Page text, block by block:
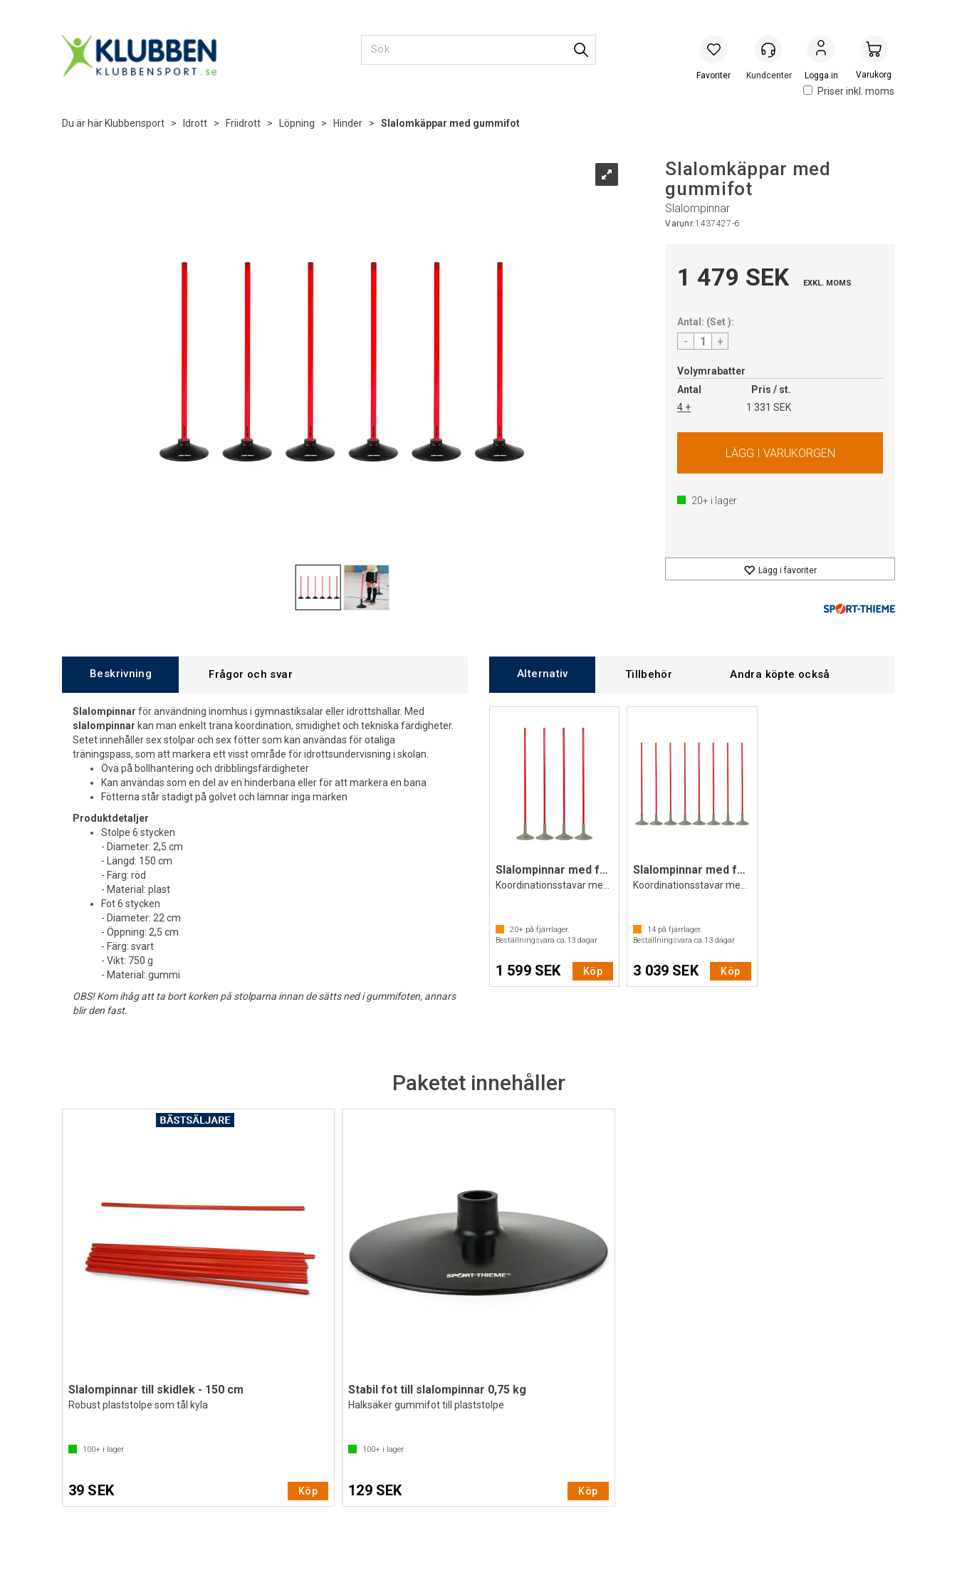
Priser inkl. moms
Logga in Handlevogn
Du är här Klubbensport > Idrott > Friidrott > Löpning > Hinder > Slalomkäppar med gummifot
Slalomkäppar med
gummifot
Slalompinnar
Varunr:1437427-6
1 479 SEK EXKL. MOMS
Antal: (Set):
- +
Volymrabatter
Antal
Pris / st.
4 +
1 331 SEK
20+ i lager
Lägg i favoriter
Beskrivning Frågor och svar
Slalompinnar för användning inomhus i gymnastiksalar eller idrottshallar. Med
slalompinnar kan man enkelt träna koordination, smidighet och tekniska färdigheter.
Setet innehåller sex stolpar och sex fötter som kan användas för otaliga
träningspass, som att markera ett visst område för idrottsundervisning i skolan.
Öva på bollhantering och dribblingsfärdigheter
Kan användas som en del av en hinderbana eller för att markera en bana
Fötterna står stadigt på golvet och lämnar inga märken
Produktdetaljer
Stolpe 6 stycken
- Diameter: 2,5 cm
- Längd: 150 cm
- Färg: röd
- Material: plast
Fot 6 stycken
- Diameter: 22 cm
- Öppning: 2,5 cm
- Färg: svart
- Vikt: 750 g
- Material: gummi
OBS! Kom ihåg att ta bort korken på stolparna innan de sätts ned i gummifoten, annars
blir den fast.
Alternativ Tillbehör Andra köpte också
Slalompinnar med fot 4 st
20+ på fjärrlager.
Beställningsvara ca.13 dagar
1 599 SEK Köp
Slalompinnar med fot 8 st
14 på fjärrlager.
Beställningsvara ca.13 dagar
3 039 SEK Köp
Paketet innehåller
Slalompinnar till skidlek - 150 cm
Robust plaststolpe som tål kyla
100+ i lager
39 SEK Köp
Stabil fot till slalompinnar 0,75 kg
Halksäker gummifot till plaststolpe
100+ i lager
129 SEK Köp